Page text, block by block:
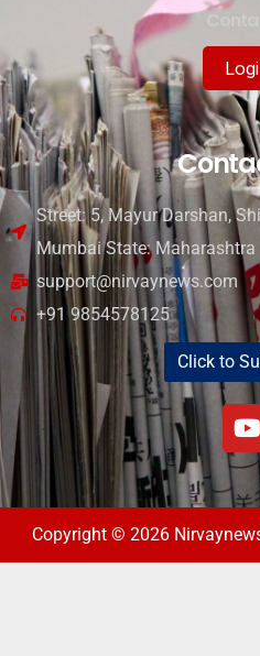
Street: 5, Mayur Darshan,
Mumbai State: Maharashtra
support@nirvaynews.com
+91 9854578125
Click to
Copyright © 2026